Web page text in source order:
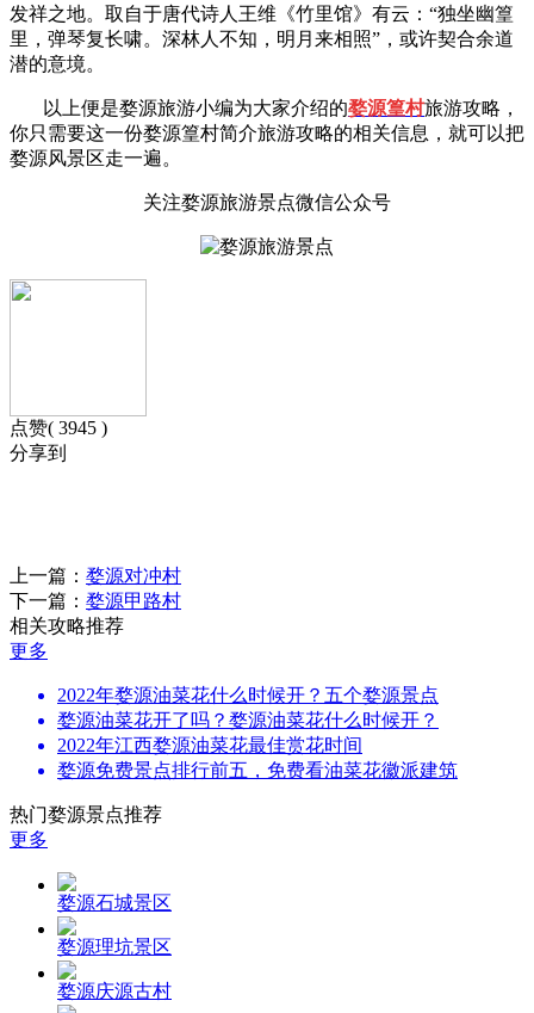
发祥之地。取自于唐代诗人王维《竹里馆》有云：“独坐幽篁
里，弹琴复长啸。深林人不知，明月来相照”，或许契合余道
潜的意境。
以上便是婺源旅游小编为大家介绍的婺源篁村旅游攻略，
你只需要这一份婺源篁村简介旅游攻略的相关信息，就可以把
婺源风景区走一遍。
关注婺源旅游景点微信公众号
点赞( 3945 )
分享到
上一篇： 婺源对冲村
下一篇： 婺源甲路村
相关攻略推荐
更多
2022年婺源油菜花什么时候开？五个婺源景点
婺源油菜花开了吗？婺源油菜花什么时候开？
2022年江西婺源油菜花最佳赏花时间
婺源免费景点排行前五，免费看油菜花徽派建筑
热门婺源景点推荐
更多
婺源石城景区
婺源理坑景区
婺源庆源古村